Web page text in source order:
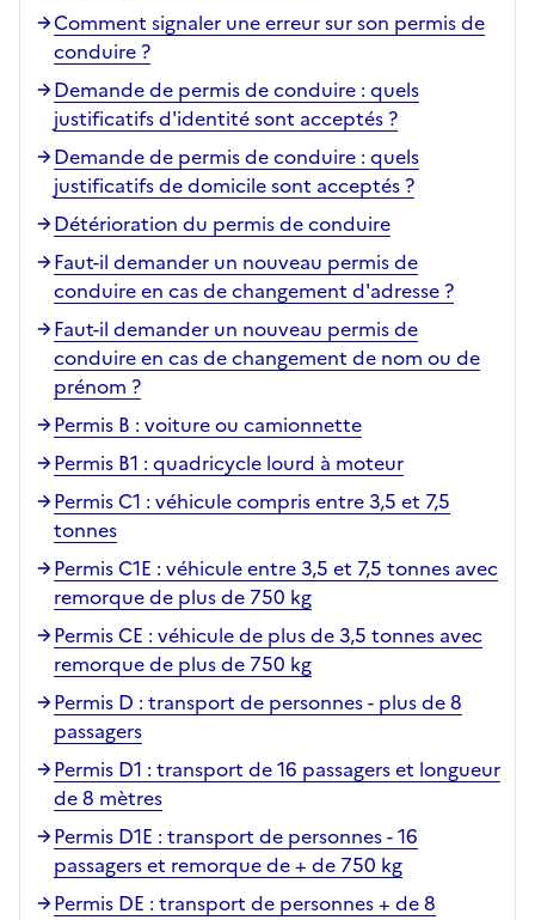
Comment signaler une erreur sur son permis de
conduire ?
Demande de permis de conduire : quels
justificatifs d'identité sont acceptés ?
Demande de permis de conduire : quels
justificatifs de domicile sont acceptés ?
Détérioration du permis de conduire
Faut-il demander un nouveau permis de
conduire en cas de changement d'adresse ?
Faut-il demander un nouveau permis de
conduire en cas de changement de nom ou de
prénom ?
Permis B : voiture ou camionnette
Permis B1 : quadricycle lourd à moteur
Permis C1 : véhicule compris entre 3,5 et 7,5
tonnes
Permis C1E : véhicule entre 3,5 et 7,5 tonnes avec
remorque de plus de 750 kg
Permis CE : véhicule de plus de 3,5 tonnes avec
remorque de plus de 750 kg
Permis D : transport de personnes - plus de 8
passagers
Permis D1 : transport de 16 passagers et longueur
de 8 mètres
Permis D1E : transport de personnes - 16
passagers et remorque de + de 750 kg
Permis DE : transport de personnes + de 8